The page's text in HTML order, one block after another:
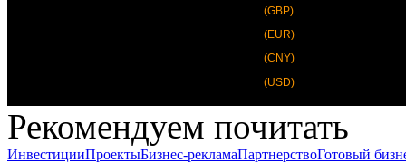
(GBP)
(EUR)
(CNY)
(USD)
Рекомендуем почитать
ИнвестицииПроектыБизнес-рекламаПартнерствоГотовый